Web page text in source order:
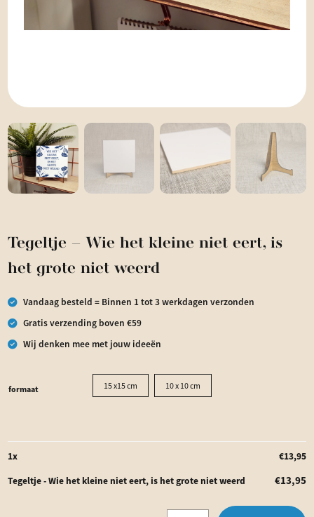
Tegeltje – Wie het kleine niet eert, is
het grote niet weerd
formaat 15 x15 cm 10 x 10 cm
1x €13,95
Tegeltje - Wie het kleine niet eert, is het grote niet weerd
€13,95
Vandaag besteld = Binnen 1 tot 3 werkdagen verzonden
Gratis verzending boven €59
Wij denken mee met jouw ideeën